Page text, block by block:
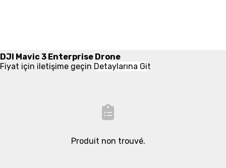
DJI Mavic 3 Enterprise Drone
Fiyat için iletişime geçin Detaylarına Git
Produit non trouvé.